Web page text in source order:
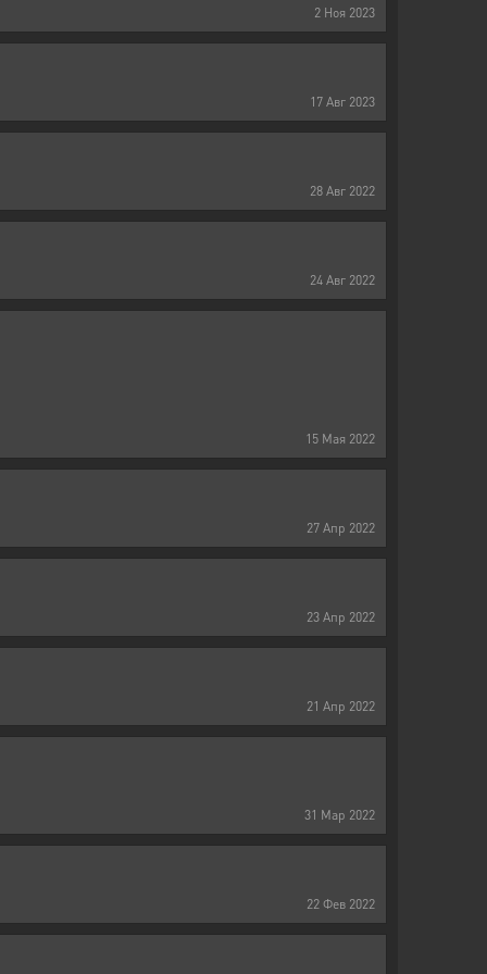
2 Ноя 2023
17 Авг 2023
28 Авг 2022
24 Авг 2022
15 Мая 2022
27 Апр 2022
23 Апр 2022
21 Апр 2022
31 Мар 2022
22 Фев 2022